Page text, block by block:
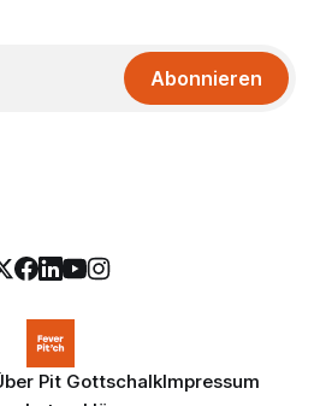
Abonnieren
Pit GottschalkImpressum